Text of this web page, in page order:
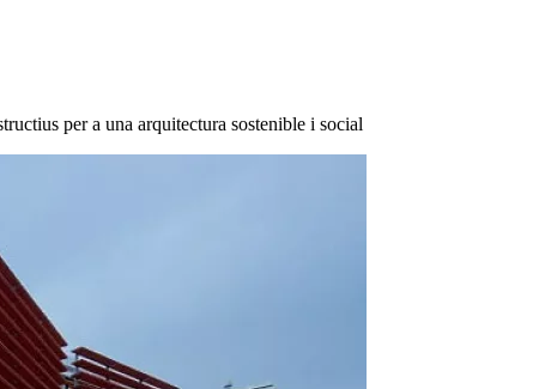
per a una arquitectura sostenible i social